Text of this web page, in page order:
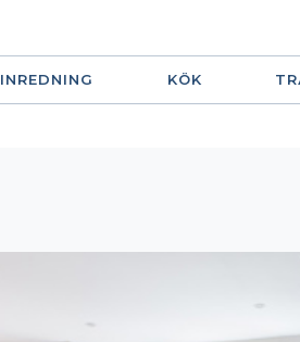
INREDNING KÖK